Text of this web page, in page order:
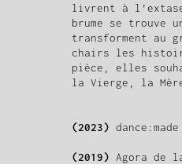
livrent à
brume se trouve
transforment au
chairs les
pièce, elles
la Vierge, la
(2023)
(2019) Agora de